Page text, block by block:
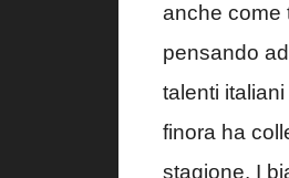
anche come
pensando ad
talenti
finora ha
stagione. I